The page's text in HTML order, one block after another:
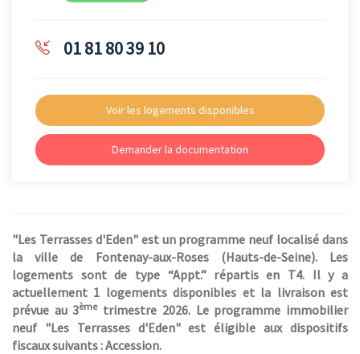
01 81 80 39 10
Voir les logements disponibles
Demander la documentation
"Les Terrasses d'Eden" est un programme neuf localisé dans
la ville de Fontenay-aux-Roses (Hauts-de-Seine). Les
logements sont de type “Appt.” répartis en T4. Il y a
actuellement 1 logements disponibles et la livraison est
prévue au 3èmetrimestre 2026. Le programme immobilier
neuf "Les Terrasses d'Eden" est éligible aux dispositifs
fiscaux suivants : Accession.